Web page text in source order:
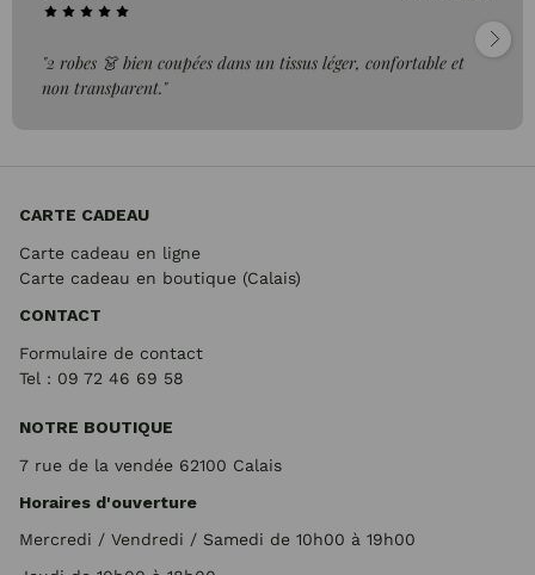
"2 robes 👗 bien coupées dans un tissus léger, confortable et
non transparent."
CARTE CADEAU
Carte cadeau en ligne
Carte cadeau en boutique (Calais)
CONTACT
Formulaire de contact
Tel : 09 72 46 69 58
NOTRE BOUTIQUE
7 rue de la vendée 62100 Calais
Horaires d'ouverture
Mercredi / Vendredi / Samedi de 10h00 à 19h00